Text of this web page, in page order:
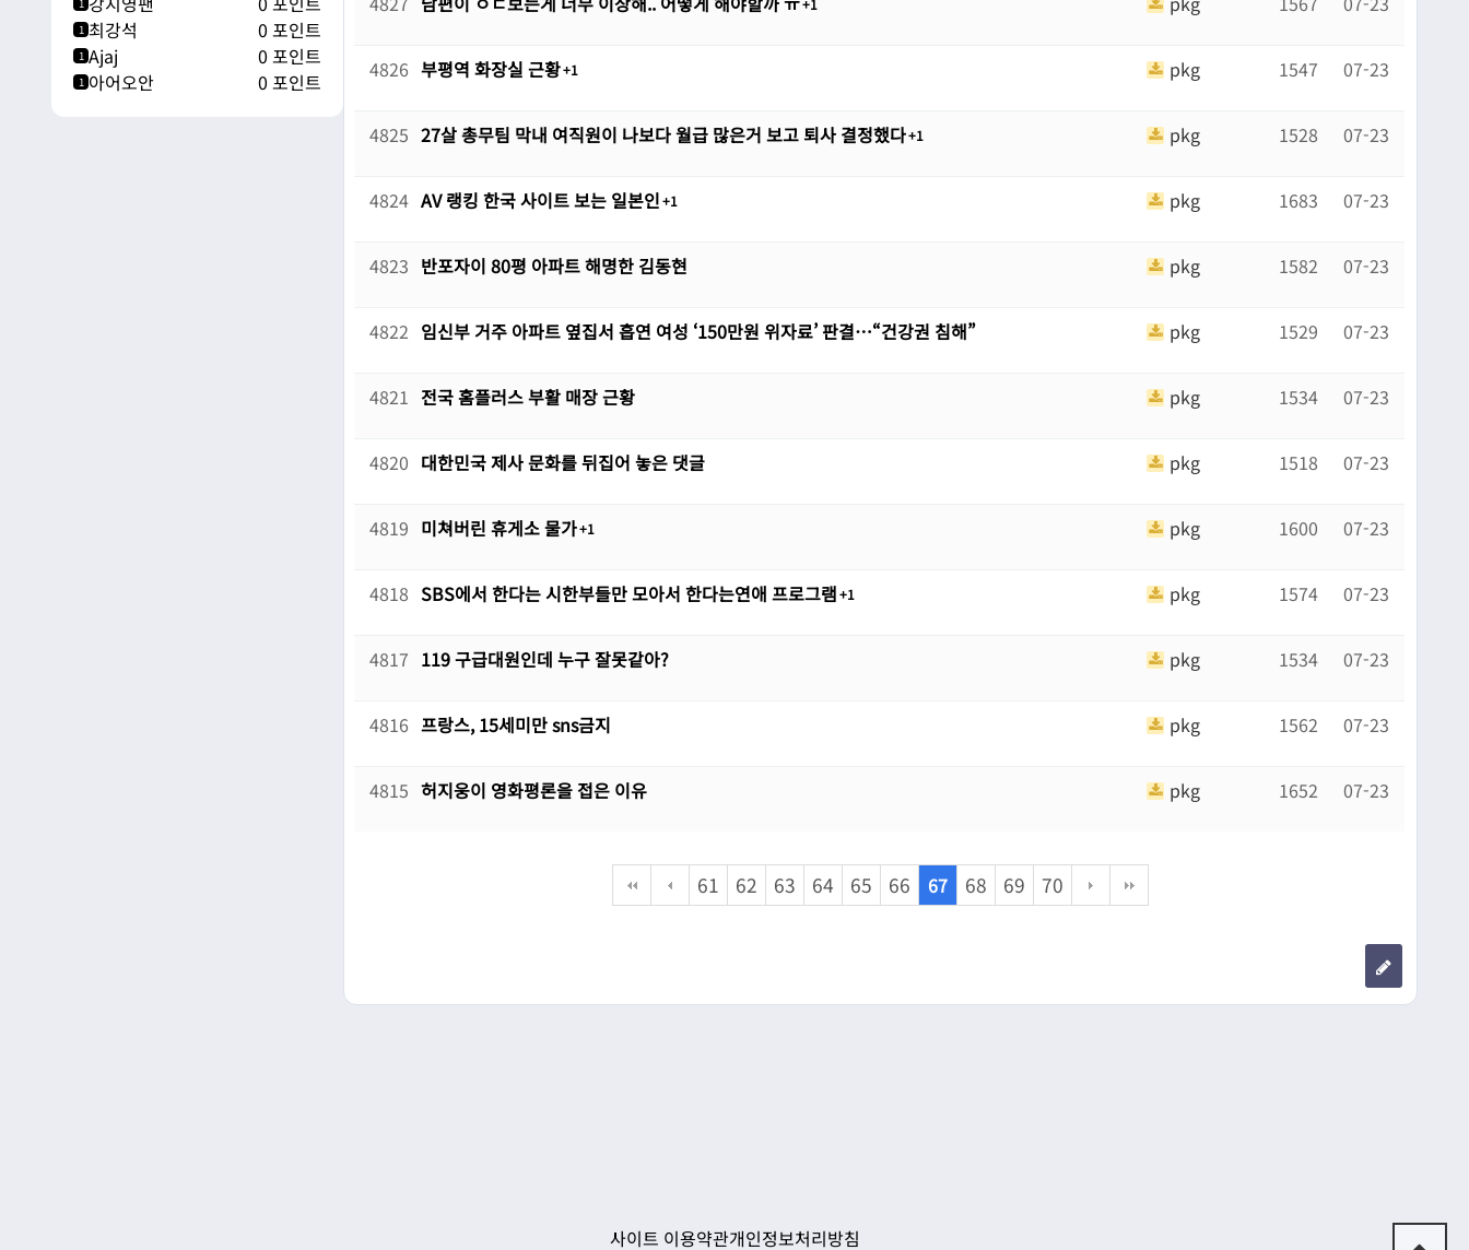
1
1 최강석 0 포인트
1 Ajaj 0 포인트
1 아어오안 0 포인트 4826 부평역 화장실 근황 1 pkg 1547 07-23
4825 27살 총무팀 막내 여직원이 나보다 월급 많은거 보고 퇴사 결정했다 1 pkg 1528 07-23
4824 AV 랭킹 한국 사이트 보는 일본인 1 pkg 1683 07-23
4823 반포자이 80평 아파트 해명한 김동현 pkg 1582 07-23
4822 임신부 거주 아파트 옆집서 흡연 여성 ‘150만원 위자료’ 판결…“건강권 침해” pkg 1529 07-23
4821 전국 홈플러스 부활 매장 근황 pkg 1534 07-23
4820 대한민국 제사 문화를 뒤집어 놓은 댓글 pkg 1518 07-23
4819 미쳐버린 휴게소 물가 1 pkg 1600 07-23
4818 SBS에서 한다는 시한부들만 모아서 한다는연애 프로그램 1 pkg 1574 07-23
4817 119 구급대원인데 누구 잘못같아? pkg 1534 07-23
4816 프랑스, 15세미만 sns금지 pkg 1562 07-23
4815 허지웅이 영화평론을 접은 이유 pkg 1652 07-23
61 62 63 64 65 66 67 68 69 70
사이트 이용약관개인정보처리방침